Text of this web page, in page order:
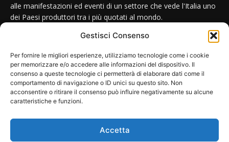
Gestisci Consenso
Per fornire le migliori esperienze, utilizziamo tecnologie come i cookie
per memorizzare e/o accedere alle informazioni del dispositivo. Il
consenso a queste tecnologie ci permetterà di elaborare dati come il
comportamento di navigazione o ID unici su questo sito. Non
acconsentire o ritirare il consenso può influire negativamente su alcune
caratteristiche e funzioni.
Accetta
alle manifestazioni ed eventi di un settore che vede l'Italia uno
dei Paesi produttori tra i più quotati al mondo.
redazione@canalevino.it
SEGUICI SU: